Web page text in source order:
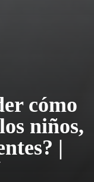
cómo
niños,
|